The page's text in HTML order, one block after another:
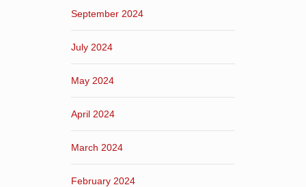
September 2024
July 2024
May 2024
April 2024
March 2024
February 2024